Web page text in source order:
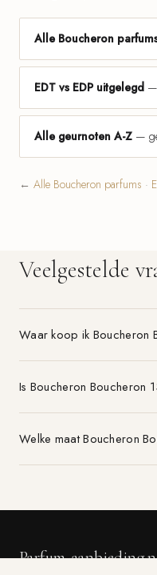
Alle Boucheron
EDT vs EDP uitgelegd —
Alle geurnoten A-Z —
← Alle Boucheron parfums ·
Veelgestelde
Waar koop ik Boucheron
Is Boucheron Boucheron
Welke maat Boucheron
Parfum-